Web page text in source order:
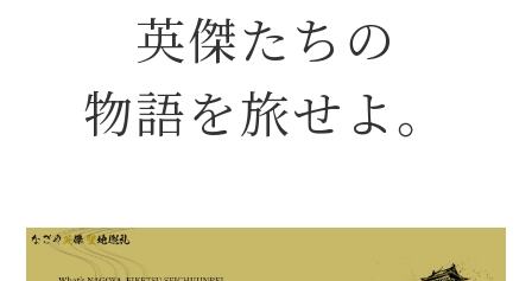
家康関連 史跡 一覧
名古屋＜家康＞観光モデルコース
前田利家と名古屋の関係
英傑たちの
物語を旅せよ。